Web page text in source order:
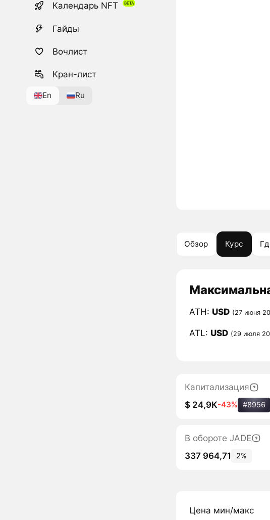
Календарь NFT
Гайды
Вочлист
Кран-лист
En Ru
Обзор Курс
ATH: USD (27 июня
ATL: USD (29 июля
Капитализация
$ 24,9K-43% #8956
В обороте JADE
337 964,71
2%
Цена мин/макс